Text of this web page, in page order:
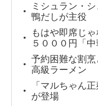
ミシュラン・
鴨だしが主役
もはや即席じ
５０００円「
予約困難な割
高級ラーメン
「マルちゃん
が登場